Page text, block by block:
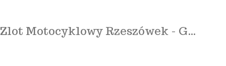
Zlot Motocyklowy Rzeszówek - G…